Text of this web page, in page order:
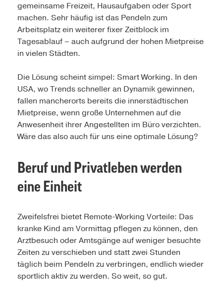
gemeinsame Freizeit, Hausaufgaben oder Sport
machen. Sehr häufig ist das Pendeln zum
Arbeitsplatz ein weiterer fixer Zeitblock im
Tagesablauf – auch aufgrund der hohen Mietpreise
in vielen Städten.
Die Lösung scheint simpel: Smart Working. In den
USA, wo Trends schneller an Dynamik gewinnen,
fallen mancherorts bereits die innerstädtischen
Mietpreise, wenn große Unternehmen auf die
Anwesenheit ihrer Angestellten im Büro verzichten.
Wäre das also auch für uns eine optimale Lösung?
Beruf und Privatleben werden
eine Einheit
Zweifelsfrei bietet Remote-Working Vorteile: Das
kranke Kind am Vormittag pflegen zu können, den
Arztbesuch oder Amtsgänge auf weniger besuchte
Zeiten zu verschieben und statt zwei Stunden
täglich beim Pendeln zu verbringen, endlich wieder
sportlich aktiv zu werden. So weit, so gut.